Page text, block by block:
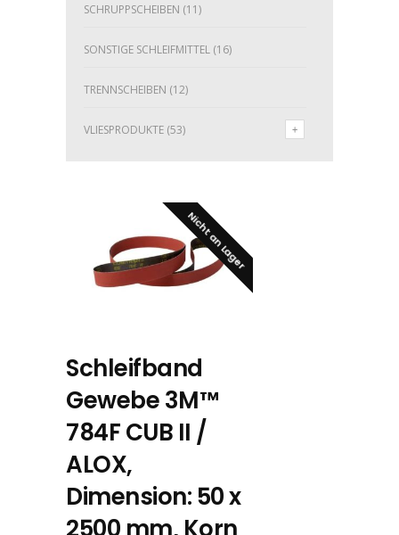
SCHRUPPSCHEIBEN (11)
SONSTIGE SCHLEIFMITTEL (16)
TRENNSCHEIBEN (12)
VLIESPRODUKTE (53)
Nicht an Lager
Schleifband
Gewebe 3M™
784F CUB II /
ALOX,
Dimension: 50 x